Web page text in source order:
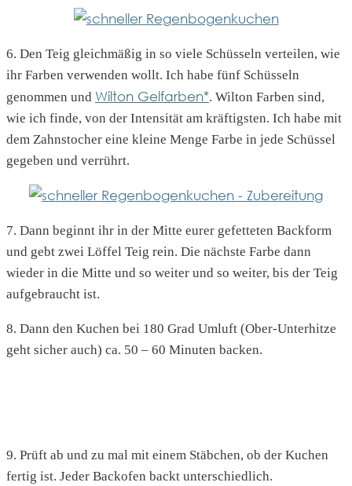
6. Den Teig gleichmäßig in so viele Schüsseln verteilen, wie
ihr Farben verwenden wollt. Ich habe fünf Schüsseln
genommen und Wilton Gelfarben*. Wilton Farben sind,
wie ich finde, von der Intensität am kräftigsten. Ich habe mit
dem Zahnstocher eine kleine Menge Farbe in jede Schüssel
gegeben und verrührt.
7. Dann beginnt ihr in der Mitte eurer gefetteten Backform
und gebt zwei Löffel Teig rein. Die nächste Farbe dann
wieder in die Mitte und so weiter und so weiter, bis der Teig
aufgebraucht ist.
8. Dann den Kuchen bei 180 Grad Umluft (Ober-Unterhitze
geht sicher auch) ca. 50 – 60 Minuten backen.
9. Prüft ab und zu mal mit einem Stäbchen, ob der Kuchen
fertig ist. Jeder Backofen backt unterschiedlich.